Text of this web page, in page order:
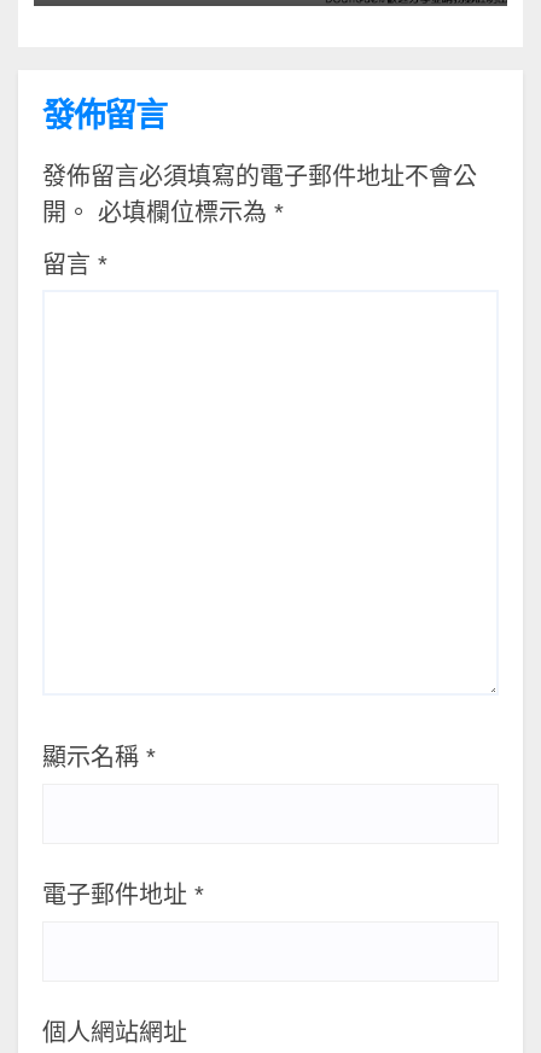
發佈留言
發佈留言必須填寫的電子郵件地址不會公
開。 必填欄位標示為 *
留言 *
顯示名稱 *
電子郵件地址 *
個人網站網址